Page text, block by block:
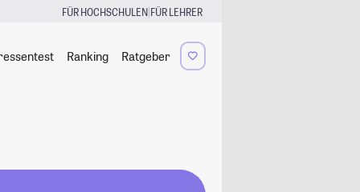
FÜR HOCHSCHULEN|FÜR LEHRER
Ranking Ratgeber